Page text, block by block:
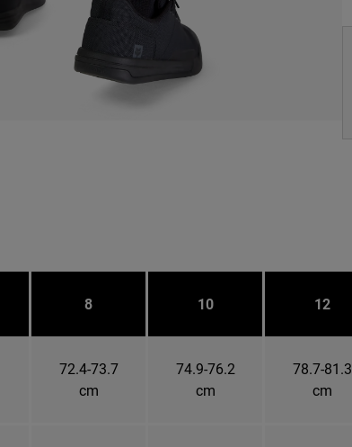
8 10 12
72.4-73.7
cm
74.9-76.2
cm
78.7-81.3
cm